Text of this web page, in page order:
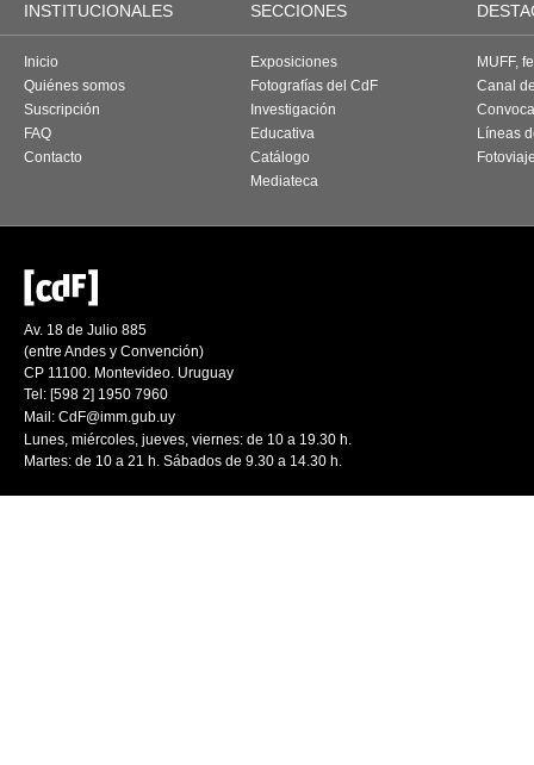
INSTITUCIONALES SECCIONES
Inicio
Quiénes somos
Suscripción
FAQ
Contacto
Exposiciones
Fotografías del CdF
Investigación
Educativa
Catálogo
Mediateca
MUFF,
Canal
Líneas
Av. 18 de Julio 885
(entre Andes y Convención)
CP 11100. Montevideo. Uruguay
Tel: [598 2] 1950 7960
Mail: CdF@imm.gub.uy
Lunes, miércoles, jueves, viernes: de 10 a 19.30 h.
Martes: de 10 a 21 h. Sábados de 9.30 a 14.30 h.